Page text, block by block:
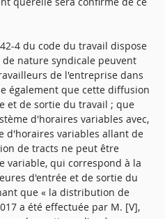
4 du code du travail dispose
nature syndicale peuvent
de l'entreprise dans
également que cette diffusion
et de sortie du travail ; que
d'horaires variables avec,
d'horaires variables allant de
de tracts ne peut être
variable, qui correspond à la
d'entrée et de sortie du
que « la distribution de
a été effectuée par M. [V],